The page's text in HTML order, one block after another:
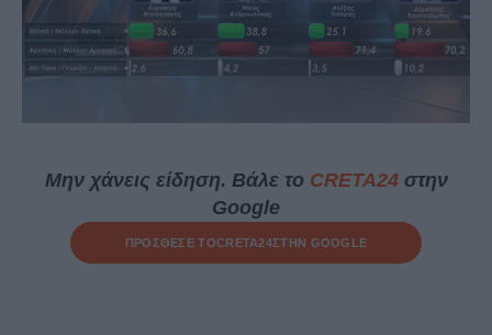
Μην χάνεις είδηση. Βάλε το CRETA24στην
Google
ΠΡΟΣΘΕΣΕ ΤΟCRETA24ΣΤΗΝ GOOGLE